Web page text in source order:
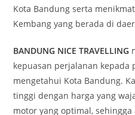
Kota Bandung serta
Kembang yang berada di
BANDUNG NICE TRAVELLING
kepuasan perjalanan kepada
mengetahui Kota Bandung.
tinggi dengan harga yang
motor yang optimal,